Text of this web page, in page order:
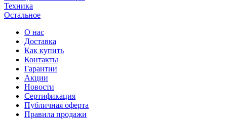
Техника
Остальное
О нас
Доставка
Как купить
Контакты
Гарантии
Акции
Новости
Cертификация
Публичная оферта
Правила продажи